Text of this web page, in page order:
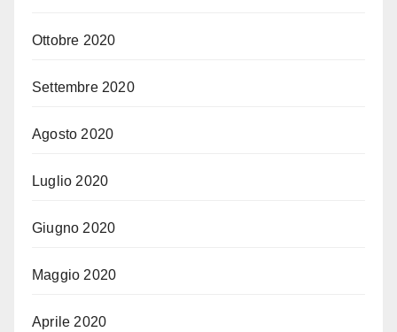
Ottobre 2020
Settembre 2020
Agosto 2020
Luglio 2020
Giugno 2020
Maggio 2020
Aprile 2020